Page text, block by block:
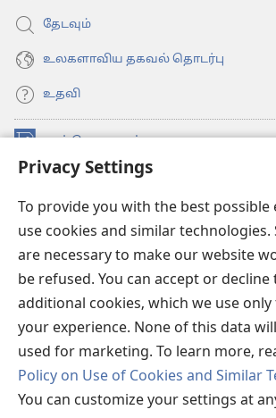
Privacy Settings
To provide you with the best possible
use cookies and similar technologies.
are necessary to make our website
be refused. You can accept or decline
additional cookies, which we use
your experience. None of this data
used for marketing. To learn more,
Policy on Use of Cookies and Similar
You can customize your settings at
தேடவும்
உலகளாவிய தகவல் தொடர்பு
உதவி
நன்கொடைகள்
new
(opens
JW Hub®
window)JW லைப்ரரி
உவாட்ச்டவர் லைப்ரரி